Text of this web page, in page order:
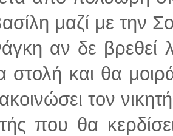
μαζί με την
αν δε βρεθεί
στολή και θα
τον
που θα